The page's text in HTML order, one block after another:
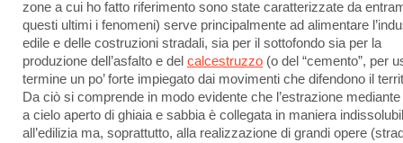
zone a cui ho fatto riferimento sono state caratterizzate da
questi ultimi i fenomeni) serve principalmente ad alimentare
edile e delle costruzioni stradali, sia per il sottofondo sia per la
produzione dell’asfalto e del calcestruzzo (o del “cemento”, per
termine un po’ forte impiegato dai movimenti che difendono il
Da ciò si comprende in modo evidente che l’estrazione
a cielo aperto di ghiaia e sabbia è collegata in maniera
all’edilizia ma, soprattutto, alla realizzazione di grandi opere